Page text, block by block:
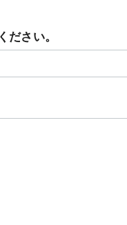
さい。